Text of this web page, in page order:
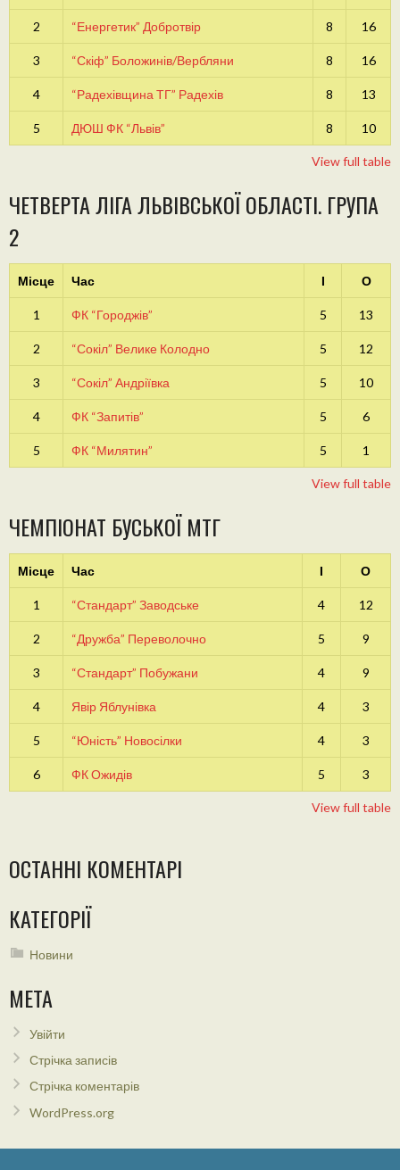
2 “Енергетик” Добротвір 8 16
3 “Скіф” Боложинів/Вербляни 8 16
4 “Радехівщина ТГ” Радехів 8 13
5 ДЮШ ФК “Львів” 8 10
View full table
ЧЕТВЕРТА ЛІГА ЛЬВІВСЬКОЇ ОБЛАСТІ. ГРУПА
2
Місце Час І О
1 ФК “Городжів” 5 13
2 “Сокіл” Велике Колодно 5 12
3 “Сокіл” Андріївка 5 10
4 ФК “Запитів” 5 6
5 ФК “Милятин” 5 1
View full table
ЧЕМПІОНАТ БУСЬКОЇ МТГ
Місце Час І О
1 “Стандарт” Заводське 4 12
2 “Дружба” Переволочно 5 9
3 “Стандарт” Побужани 4 9
4 Явір Яблунівка 4 3
5 “Юність” Новосілки 4 3
6 ФК Ожидів 5 3
View full table
ОСТАННІ КОМЕНТАРІ
КАТЕГОРІЇ
Новини
МЕТА
Увійти
Стрічка записів
Стрічка коментарів
WordPress.org